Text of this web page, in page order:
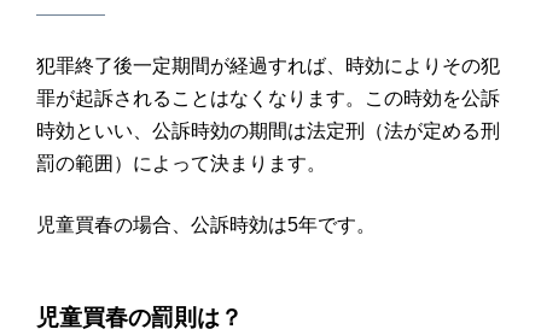
犯罪終了後一定期間が経過すれば、時効によりその犯
罪が起訴されることはなくなります。この時効を公訴
時効といい、公訴時効の期間は法定刑（法が定める刑
罰の範囲）によって決まります。
児童買春の場合、公訴時効は5年です。
児童買春の罰則 は？